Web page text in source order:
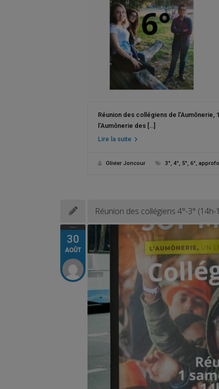
Réunion des collégiens de l’Aumônerie,
l’Aumônerie des […]
Lire la suite
Olivier Joncour 3°, 4°, 5°, 6°,
30
AOÛT
Réunion des collégiens 4°-3° (14h-